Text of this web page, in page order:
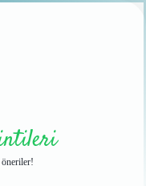
öneriler!